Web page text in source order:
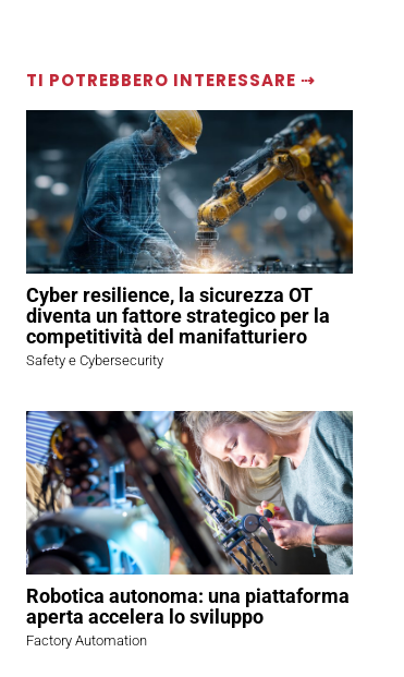
TI POTREBBERO INTERESSARE ⇢
Cyber resilience, la sicurezza OT
diventa un fattore strategico per la
competitività del manifatturiero
Safety e Cybersecurity
Robotica autonoma: una piattaforma
aperta accelera lo sviluppo
Factory Automation